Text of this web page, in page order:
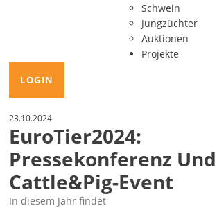
Schwein
Jungzüchter
Auktionen
Projekte
LOGIN
23.10.2024
EuroTier2024:
Pressekonferenz Und
Cattle&Pig-Event
In diesem Jahr findet